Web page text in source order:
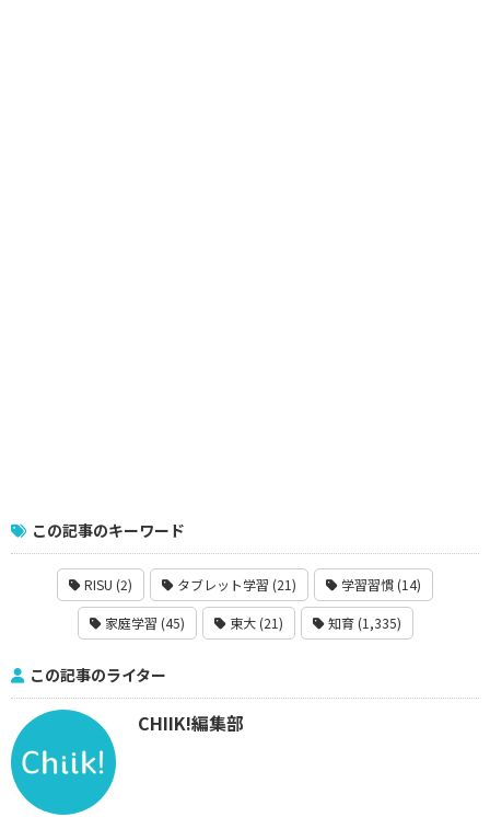
この記事のキーワード
RISU (2) タブレット学習 (21) 学習習慣 (14)
家庭学習 (45) 東大 (21) 知育 (1,335)
この記事のライター
CHIIK!編集部